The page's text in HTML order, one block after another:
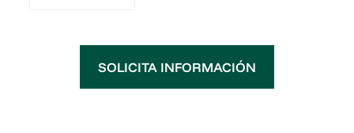
SOLICITA INFORMACIÓN